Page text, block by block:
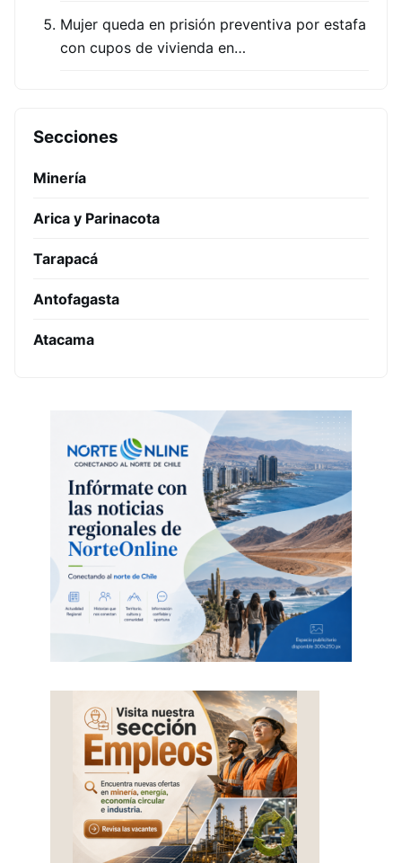
Mujer queda en prisión preventiva por estafa
con cupos de vivienda en…
Secciones
Minería
Arica y Parinacota
Tarapacá
Antofagasta
Atacama